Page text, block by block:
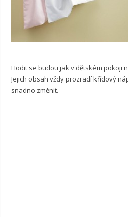
Hodit se budou jak v dětském pokoji
Jejich obsah vždy prozradí křídový
snadno změnit.